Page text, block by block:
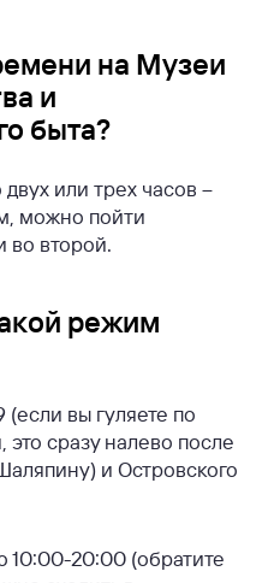
на Музеи
и
быта?
или трех часов –
можно пойти
во второй.
режим
(если вы гуляете по
сразу налево после
и Островского
20:00 (обратите